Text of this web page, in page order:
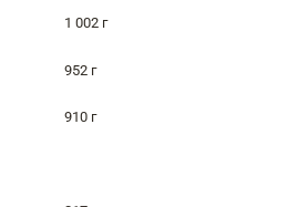
1 002 г
952 г
910 г